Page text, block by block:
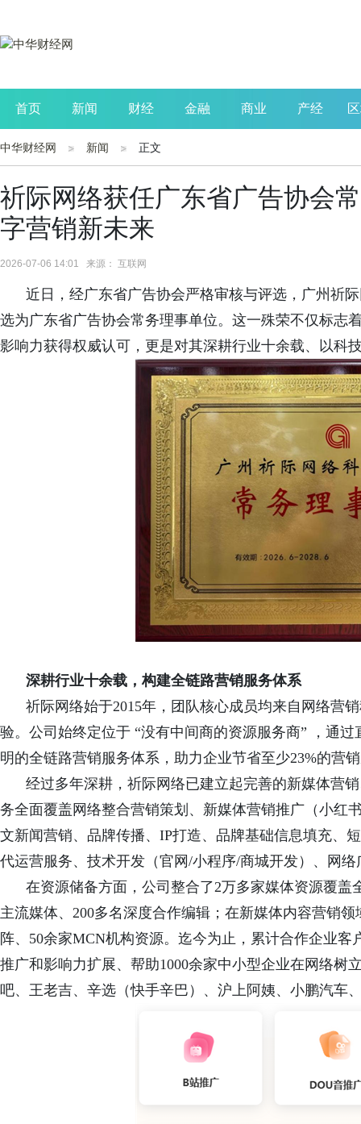
首页 新闻 财经 金融 商业 产经
公司 生活 读书
中华财经网 新闻 正文
祈际网络获任广东省广告协会
字营销新未来
2026-07-06 14:01 来源： 互联网
近日，经广东省广告协会严格审核与评选，广州祈
选为广东省广告协会常务理事单位。这一殊荣不仅标志
影响力获得权威认可，更是对其深耕行业十余载、以科
深耕行业十余载，构建全链路营销服务体系
祈际网络始于2015年，团队核心成员均来自网络营
验。公司始终定位于 “没有中间商的资源服务商” ，通
明的全链路营销服务体系，助力企业节省至少23%的营
经过多年深耕，祈际网络已建立起完善的新媒体营
务全面覆盖网络整合营销策划、新媒体营销推广（小红
文新闻营销、品牌传播、IP打造、品牌基础信息填充、
代运营服务、技术开发（官网/小程序/商城开发）、网
在资源储备方面，公司整合了2万多家媒体资源覆盖
主流媒体、200多名深度合作编辑；在新媒体内容营销
阵、50余家MCN机构资源。迄今为止，累计合作企业
推广和影响力扩展、帮助1000余家中小型企业在网络树
吧、王老吉、辛选（快手辛巴）、沪上阿姨、小鹏汽车